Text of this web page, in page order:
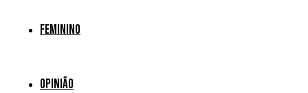
Feminino
Opinião